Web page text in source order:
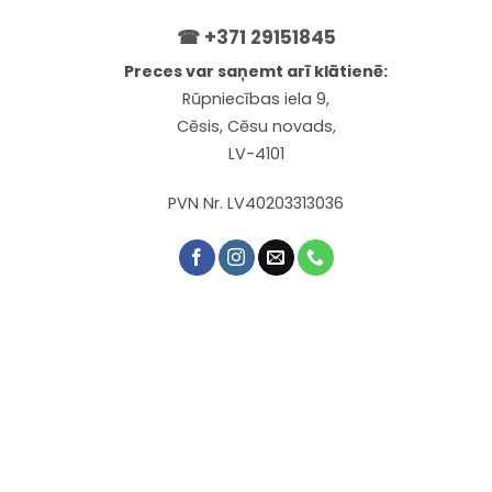
☎ +371 29151845
Preces var saņemt arī klātienē:
Rūpniecības iela 9,
Cēsis, Cēsu novads,
LV-4101
PVN Nr. LV40203313036